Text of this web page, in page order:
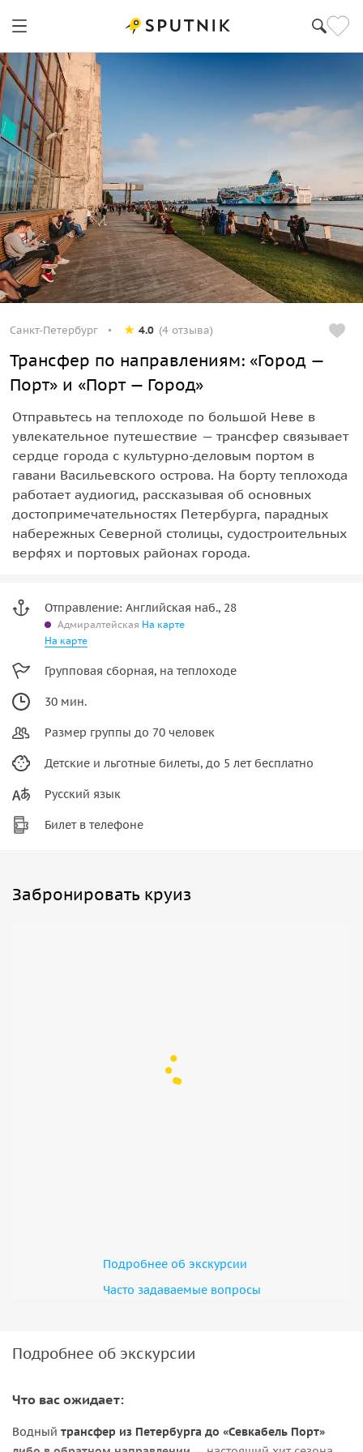
Санкт-Петербург 4.0 (4 отзыва)
Трансфер по направлениям: «Город —
Порт» и «Порт — Город»
Отправьтесь на теплоходе по большой Неве в
увлекательное путешествие — трансфер связывает
сердце города с культурно-деловым портом в
гавани Васильевского острова. На борту теплохода
работает аудиогид, рассказывая об основных
достопримечательностях Петербурга, парадных
набережных Северной столицы, судостроительных
верфях и портовых районах города.
Отправление: Английская наб., 28
Адмиралтейская На карте
На карте
Групповая сборная, на теплоходе
30 мин.
Размер группы до 70 человек
Детские и льготные билеты, до 5 лет бесплатно
Русский язык
Билет в телефоне
Забронировать круиз
Подробнее об экскурсии
Часто задаваемые вопросы
Подробнее об экскурсии
Что вас ожидает:
Водный трансфер из Петербурга до «Севкабель Порт»